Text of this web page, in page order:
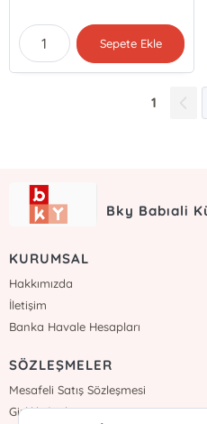
Sepete Ekle
1
Bky Babıali
KURUMSAL
Hakkımızda
İletişim
Banka Havale Hesapları
SÖZLEŞMELER
Mesafeli Satış Sözleşmesi
Gizlilik Sözleşmesi